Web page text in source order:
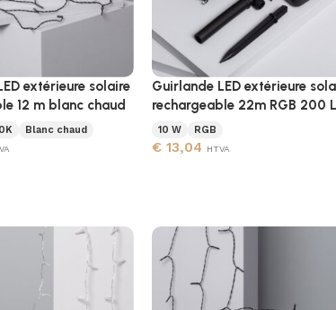
extérieure solaire
12 m blanc chaud
Blanc chaud
Guirlande LED extérieure
rechargeable 22m RGB 200
10 W RGB
€13,04 HTVA